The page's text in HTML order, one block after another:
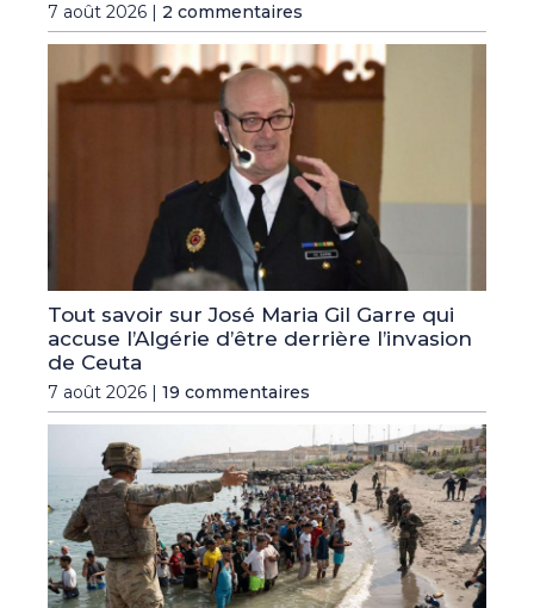
7 août 2026 | 2 commentaires
Tout savoir sur José Maria Gil Garre qui
accuse l’Algérie d’être derrière l’invasion
de Ceuta
7 août 2026 | 19 commentaires